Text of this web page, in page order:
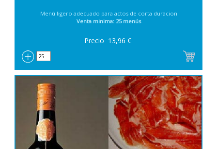
Menú ligero adecuado para actos de corta duracion
Venta minima: 25 menús
Precio 13,96 €